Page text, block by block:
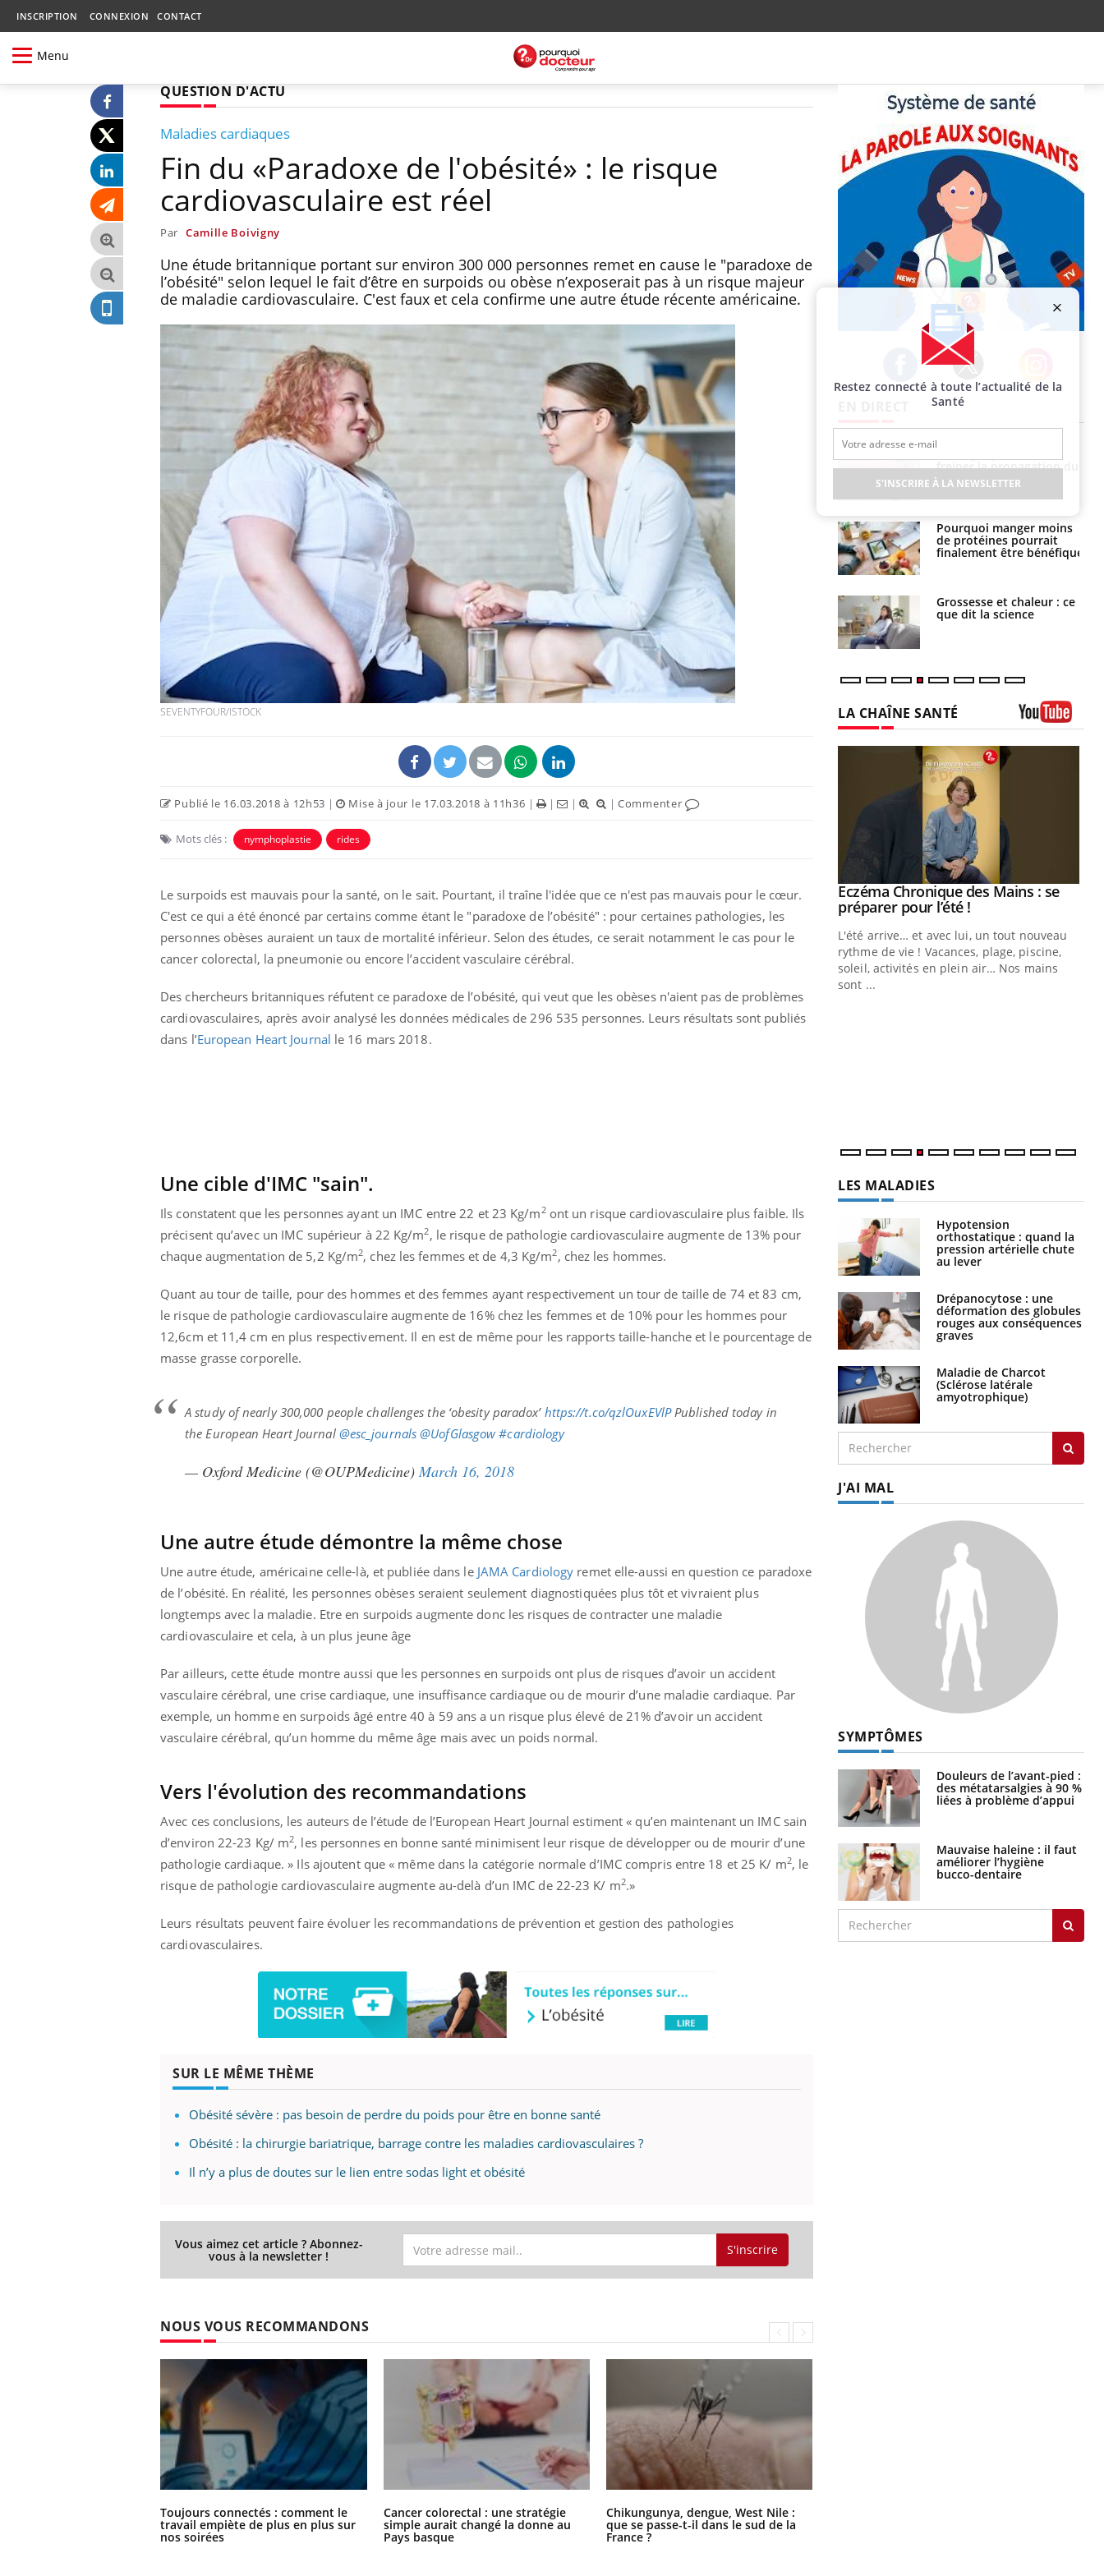
INSCRIPTION CONNEXION CONTACT
Menu
QUESTION D'ACTU
Maladies cardiaques
Fin du «Paradoxe de l'obésité» : le risque
cardiovasculaire est réel
Par Camille Boivigny
Une étude britannique portant sur environ 300 000 personnes remet en cause le "paradoxe de
l’obésité" selon lequel le fait d’être en surpoids ou obèse n’exposerait pas à un risque majeur
de maladie cardiovasculaire. C'est faux et cela confirme une autre étude récente américaine.
SEVENTYFOUR/ISTOCK
Publié le 16.03.2018 à 12h53 | Mise à jour le 17.03.2018 à 11h36 | | | |Commenter
Mots clés : nymphoplastie rides
Le surpoids est mauvais pour la santé, on le sait. Pourtant, il traîne l'idée que ce n'est pas mauvais pour le cœur.
C'est ce qui a été énoncé par certains comme étant le "paradoxe de l’obésité" : pour certaines pathologies, les
personnes obèses auraient un taux de mortalité inférieur. Selon des études, ce serait notamment le cas pour le
cancer colorectal, la pneumonie ou encore l’accident vasculaire cérébral.
Des chercheurs britanniques réfutent ce paradoxe de l’obésité, qui veut que les obèses n'aient pas de problèmes
cardiovasculaires, après avoir analysé les données médicales de 296 535 personnes. Leurs résultats sont publiés
dans l’European Heart Journal le 16 mars 2018.
Une cible d'IMC "sain".
Ils constatent que les personnes ayant un IMC entre 22 et 23 Kg/m2ont un risque cardiovasculaire plus faible. Ils
précisent qu’avec un IMC supérieur à 22 Kg/m2, le risque de pathologie cardiovasculaire augmente de 13% pour
chaque augmentation de 5,2 Kg/m2, chez les femmes et de 4,3 Kg/m2, chez les hommes.
Quant au tour de taille, pour des hommes et des femmes ayant respectivement un tour de taille de 74 et 83 cm,
le risque de pathologie cardiovasculaire augmente de 16% chez les femmes et de 10% pour les hommes pour
12,6cm et 11,4 cm en plus respectivement. Il en est de même pour les rapports taille-hanche et le pourcentage de
masse grasse corporelle.
A study of nearly 300,000 people challenges the ‘obesity paradox’ https://t.co/qzlOuxEVlPPublished today in
the European Heart Journal @esc_journals @UofGlasgow #cardiology
— Oxford Medicine (@OUPMedicine) March 16, 2018
Une autre étude démontre la même chose
Une autre étude, américaine celle-là, et publiée dans le JAMA Cardiology remet elle-aussi en question ce paradoxe
de l’obésité. En réalité, les personnes obèses seraient seulement diagnostiquées plus tôt et vivraient plus
longtemps avec la maladie. Etre en surpoids augmente donc les risques de contracter une maladie
cardiovasculaire et cela, à un plus jeune âge
Par ailleurs, cette étude montre aussi que les personnes en surpoids ont plus de risques d’avoir un accident
vasculaire cérébral, une crise cardiaque, une insuffisance cardiaque ou de mourir d’une maladie cardiaque. Par
exemple, un homme en surpoids âgé entre 40 à 59 ans a un risque plus élevé de 21% d’avoir un accident
vasculaire cérébral, qu’un homme du même âge mais avec un poids normal.
Vers l'évolution des recommandations
Avec ces conclusions, les auteurs de l’étude de l’European Heart Journal estiment « qu’en maintenant un IMC sain
d’environ 22-23 Kg/ m2, les personnes en bonne santé minimisent leur risque de développer ou de mourir d’une
pathologie cardiaque. » Ils ajoutent que « même dans la catégorie normale d’IMC compris entre 18 et 25 K/ m2, le
risque de pathologie cardiovasculaire augmente au-delà d’un IMC de 22-23 K/ m2.»
Leurs résultats peuvent faire évoluer les recommandations de prévention et gestion des pathologies
cardiovasculaires.
SUR LE MÊME THÈME
Obésité sévère : pas besoin de perdre du poids pour être en bonne santé
Obésité : la chirurgie bariatrique, barrage contre les maladies cardiovasculaires ?
Il n’y a plus de doutes sur le lien entre sodas light et obésité
Vous aimez cet article ? Abonnez-
vous à la newsletter ! S'inscrire
NOUS VOUS RECOMMANDONS
Toujours connectés : comment le
travail empiète de plus en plus sur
nos soirées
Cancer colorectal : une stratégie
simple aurait changé la donne au
Pays basque
Chikungunya, dengue, West Nile :
que se passe-t-il dans le sud de la
France ?
Facebook Twitter Instagram
Toujours connectés :
comment le travail
empiète de plus en plus
sur nos soirées
Cancer colorectal : une
stratégie simple aurait
changé la donne au Pays
basque
Chikungunya, dengue,
West Nile : que se passe-
t-il dans le sud de la
France ?
Les médicaments GLP-1
protègent-ils aussi les os
Cytomégalovirus : ce qui
change dans la prise en
charge des femmes
enceintes
La sieste empêche-t-elle
de dormir la nuit ?
VIH : la fin du comprimé
tous les jours se profile-t-
elle enfin ?
Pourquoi votre ventre
gâche-t-il les premiers
jours de vos vacances ?
Fortes chaleurs :
pourquoi le risque de
noyade grimpe-t-il ?
freiner la propagation du
cancer ?
Pourquoi manger moins
de protéines pourrait
finalement être bénéfique
Grossesse et chaleur : ce
que dit la science
LA CHAÎNE SANTÉ
Eczéma Chronique des Mains :
expliquer ma maladieYoutube
Il y a des sujets qui sont faciles à aborder...
d'autres non ! D'un côté, poser des
questions sur la maladie d'un proche c'est
Youtube
Carence en fer : comprendre pour
prévenir Youtube
Fatigue, irritabilité, brouillard mental ou
même alopécie… Les symptômes de la
carence en fer sont multiples ce qui la rend
Youtube
Insuline & Charge mentale : et si on
osait en parler?? Youtube
En 2026, l'insuline dans le diabète de type 2
Youtube
Eczéma Chronique des Mains : se
préparer pour l’été !Youtube
L'été arrive… et avec lui, un tout nouveau
rythme de vie ! Vacances, plage, piscine,
soleil, activités en plein air… Nos mains
sont ...
LES MALADIES
Hypotension
orthostatique : quand la
pression artérielle chute
au lever
Drépanocytose : une
déformation des globules
rouges aux conséquences
graves
Maladie de Charcot
(Sclérose latérale
amyotrophique)
J'AI MAL
SYMPTÔMES
Douleurs de l’avant-pied :
des métatarsalgies à 90 %
liées à problème d’appui
Mauvaise haleine : il faut
améliorer l’hygiène
bucco-dentaire
Restez connecté à toute l’actualité de la
Santé
S'INSCRIRE À LA NEWSLETTER